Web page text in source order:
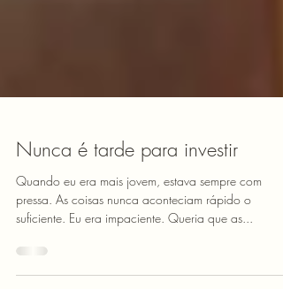
Nunca é tarde para investir
Quando eu era mais jovem, estava sempre com
suficiente. Eu era impaciente. Queria que as...